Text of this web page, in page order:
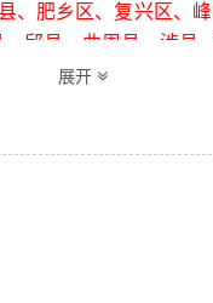
肥乡区、复兴区、峰
邱县、曲周县、涉县
、龙子湖区、五河县
场透明价，仅供参考
性来确定最终合作价
展开